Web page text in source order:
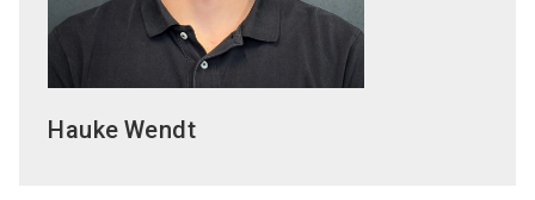
Hauke Wendt